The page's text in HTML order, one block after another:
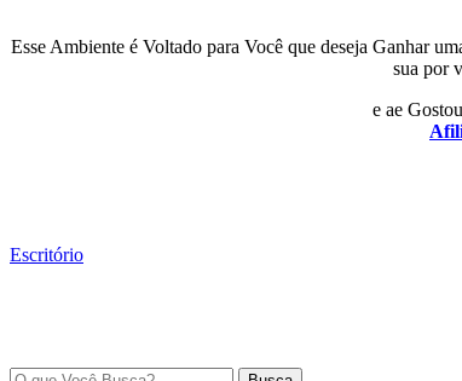
Esse Ambiente é Voltado para Você que deseja Ganhar
sua por
e ae
Escritório